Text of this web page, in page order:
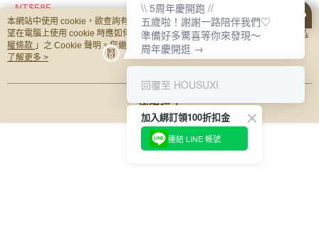
包(款式任選)【5周年
慶↘三件75折】
NT$585
任選)【5周年慶↘三件
75折】
NT$905
任選)【5周年慶
75折】
你可能有興趣的商品全站排行
本網站中使用 cookie，欲查詢有關本網站使用 cookie 方式之詳情，及若您不希
望在電腦上使用 cookie 時應如何變更電腦的 cookie 設定，請參閱本網站「
隱私
權條款 」之 Cookie 聲明。您繼續使用本網站即表示您同意本公司得按本網站使
用條款之 Cookie 聲明使用 cookie。
了解更多 >
我知道了
\\ 5周年慶開跑 //
五歲啦！謝謝一路陪伴我們♡
準備好多驚喜等你來發現～
周年慶開逛 →
回覆至 HOUSUXI
加入綁訂領100折扣金
連結 LINE 帳號